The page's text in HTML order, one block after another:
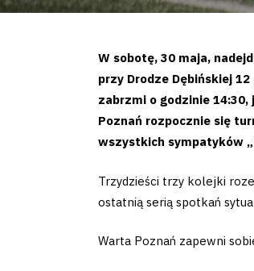
W sobotę, 30 maja,
przy Drodze Dębińskiej
zabrzmi o godzinie
Poznań rozpocznie się
wszystkich sympatyków
Trzydzieści trzy kolejki
ostatnią serią spotkań
Warta Poznań zapewni